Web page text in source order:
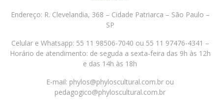
Endereço: R. Clevelandia, 368 – Cidade Patriarca – São Paulo –
SP
Celular e Whatsapp: 55 11 98506-7040 ou 55 11 97476-4341 –
Horário de atendimento: de seguda a sexta-feira das 9h às 12h
e das 14h às 18h
E-mail: phylos@phyloscultural.com.br ou
pedagogico@phyloscultural.com.br